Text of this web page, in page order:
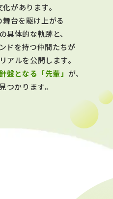
があります。
台を駆け上がる
具体的な軌跡と、
ドを持つ仲間たちが
アルを公開します。
盤となる「先輩」 が、
つかります。